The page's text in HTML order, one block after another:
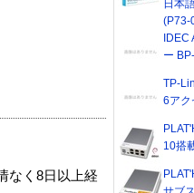
なく8日以上経
日本
(P73-
ー
TP-
6アク
10搭